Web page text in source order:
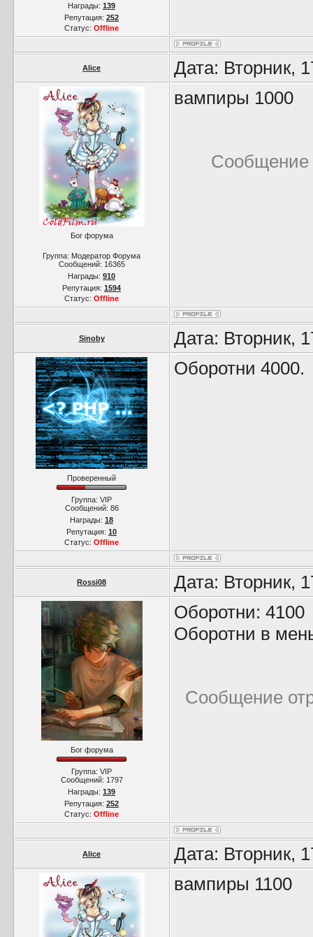
Награды: 139
Репутация: 252
Статус: Offline
Alice Дата: Вторник,
Бог форума
Группа: Модератор Форума
Сообщений: 16365
Награды: 910
Репутация: 1594
Статус: Offline
вампиры 1000
Сообщение
Sinoby Дата: Вторник,
Проверенный
Группа: VIP
Сообщений: 86
Награды: 18
Репутация: 10
Статус: Offline
Оборотни 4000.
Rossi08 Дата: Вторник,
Бог форума
Группа: VIP
Сообщений: 1797
Награды: 139
Репутация: 252
Статус: Offline
Оборотни: 4100
Оборотни в
Сообщение
Alice Дата: Вторник,
вампиры 1100